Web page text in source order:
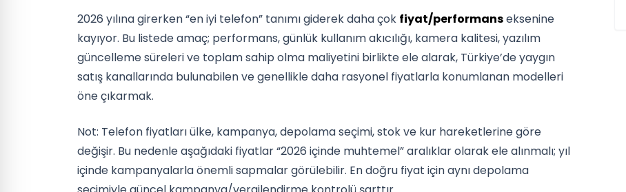
2026 yılına girerken “en iyi telefon” tanımı giderek daha çok fiyat/performanseksenine
kayıyor. Bu listede amaç; performans, günlük kullanım akıcılığı, kamera kalitesi, yazılım
güncelleme süreleri ve toplam sahip olma maliyetini birlikte ele alarak, Türkiye’de yaygın
satış kanallarında bulunabilen ve genellikle daha rasyonel fiyatlarla konumlanan modelleri
öne çıkarmak.
Not: Telefon fiyatları ülke, kampanya, depolama seçimi, stok ve kur hareketlerine göre
değişir. Bu nedenle aşağıdaki fiyatlar “2026 içinde muhtemel” aralıklar olarak ele alınmalı; yıl
içinde kampanyalarla önemli sapmalar görülebilir. En doğru fiyat için aynı depolama